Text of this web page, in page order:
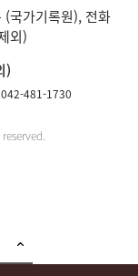
국가기록원), 전화
외)
)
042-481-1730